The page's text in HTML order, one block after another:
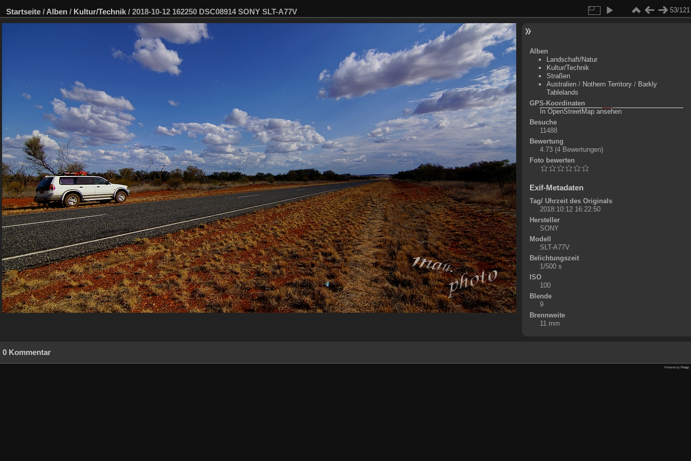
Startseite / Alben / Kultur/Technik / 2018-10-12 162250 DSC08914 SONY SLT-A77V 53/121
Alben
Landschaft/Natur
Kultur/Technik
Straßen
Australien/ Nothern Territory/ Barkly
Tablelands
GPS-Koordinaten
+
-
©
In OpenStreetMap ansehen
Besuche
11488
Bewertung
4.73 (4 Bewertungen)
Foto bewerten
Exif-Metadaten
Tag/ Uhrzeit des Originals
2018:10:12 16:22:50
Hersteller
SONY
Modell
SLT-A77V
Belichtungszeit
1/500 s
ISO
100
Blende
9
Brennweite
11 mm
0 Kommentar
Powered by Piwigo